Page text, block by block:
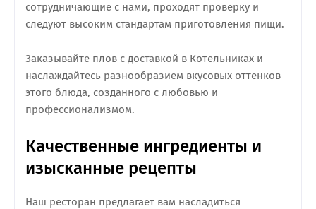
сотрудничающие с нами, проходят проверку и
следуют высоким стандартам приготовления пищи.
Заказывайте плов с доставкой в Котельниках и
наслаждайтесь разнообразием вкусовых оттенков
этого блюда, созданного с любовью и
профессионализмом.
Качественные ингредиенты и
изысканные рецепты
Наш ресторан предлагает вам насладиться